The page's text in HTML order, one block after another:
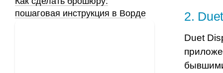
2.
Duet
пошаговая инструкция в Ворде